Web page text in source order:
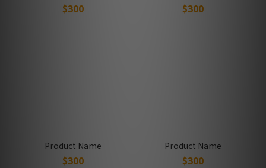
$300 $300
Product Name
$300
Product Name
$300